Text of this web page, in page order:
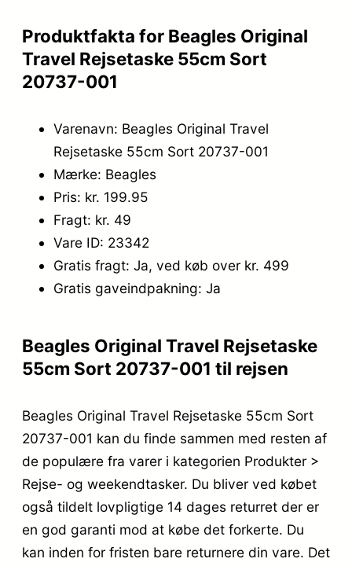
Produktfakta for Beagles Original
Travel Rejsetaske 55cm Sort
20737-001
Varenavn: Beagles Original Travel
Rejsetaske 55cm Sort 20737-001
Mærke: Beagles
Pris: kr. 199.95
Fragt: kr. 49
Vare ID: 23342
Gratis fragt: Ja, ved køb over kr. 499
Gratis gaveindpakning: Ja
Beagles Original Travel Rejsetaske
55cm Sort 20737-001 til rejsen
Beagles Original Travel Rejsetaske 55cm Sort
20737-001 kan du finde sammen med resten af
de populære fra varer i kategorien Produkter >
Rejse- og weekendtasker. Du bliver ved købet
også tildelt lovpligtige 14 dages returret der er
en god garanti mod at købe det forkerte. Du
kan inden for fristen bare returnere din vare. Det